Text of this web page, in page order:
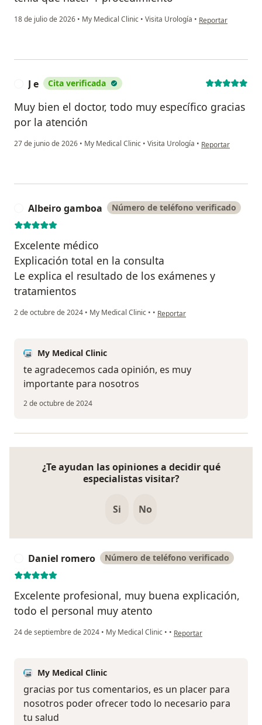
18 de julio de 2026 • My Medical Clinic • Visita Urología • en opinión del
Reportar
J e Cita verificada
Muy bien el doctor, todo muy específico gracias
por la atención
27 de junio de 2026 • My Medical Clinic • Visita Urología • en opinión del
Reportar
Albeiro gamboa Número de teléfono verificado
Excelente médico
Explicación total en la consulta
Le explica el resultado de los exámenes y
tratamientos
2 de octubre de 2024 • My Medical Clinic • • en opinión del usuario Albeiro
Reportar
My Medical Clinic
te agradecemos cada opinión, es muy
importante para nosotros
2 de octubre de 2024
¿Te ayudan las opiniones a decidir qué
especialistas visitar?
Si No
Daniel romero Número de teléfono verificado
Excelente profesional, muy buena explicación,
todo el personal muy atento
24 de septiembre de 2024 • My Medical Clinic • • en opinión del usuario
Reportar
My Medical Clinic
gracias por tus comentarios, es un placer para
nosotros poder ofrecer todo lo necesario para
tu salud